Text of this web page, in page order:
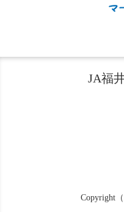
JA福
Copyright